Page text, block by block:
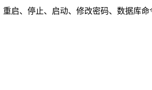
、停止、启动、修改密码、数据库命